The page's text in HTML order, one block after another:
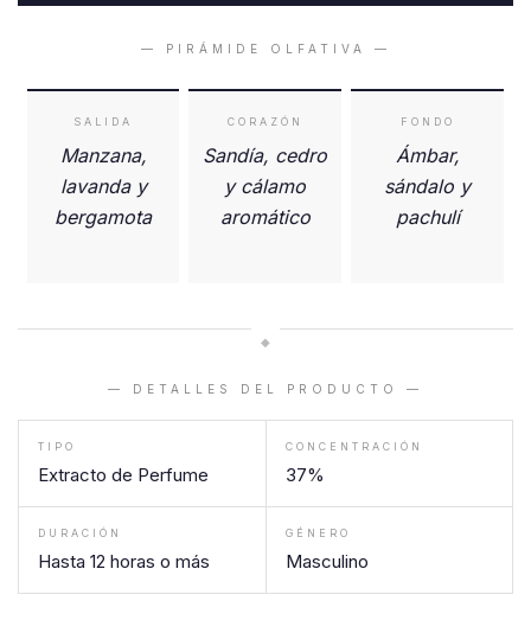
— PIRÁMIDE OLFATIVA —
SALIDA
Manzana,
lavanda y
bergamota
CORAZÓN
Sandía, cedro
y cálamo
aromático
FONDO
Ámbar,
sándalo y
pachulí
◆
— DETALLES DEL PRODUCTO —
TIPO
Extracto de Perfume
CONCENTRACIÓN
37%
DURACIÓN
Hasta 12 horas o más
GÉNERO
Masculino